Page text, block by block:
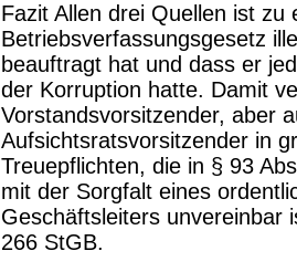
Fazit Allen drei Quellen ist
Betriebsverfassungsgesetz
beauftragt hat und dass er
der Korruption hatte. Damit
Vorstandsvorsitzender, aber
Aufsichtsratsvorsitzender in
Treuepflichten, die in § 93
mit der Sorgfalt eines
Geschäftsleiters unvereinbar
266 StGB.